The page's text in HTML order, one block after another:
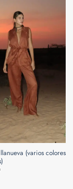
(varios colores